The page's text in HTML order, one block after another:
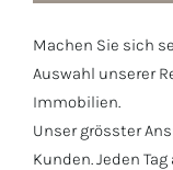
Machen Sie sich
Auswahl unserer
Immobilien.
Unser grösster
Kunden. Jeden